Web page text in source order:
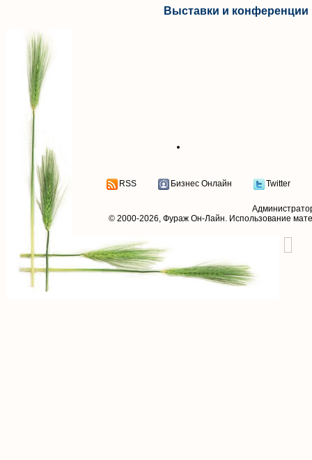
Выставки и конференции
RSS Бизнес Онлайн Twitter
© 2000-2026, Фураж Он-Лайн. Использование